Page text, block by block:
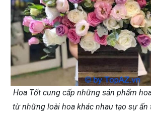
Hoa Tốt cung cấp những sản phẩm
từ những loài hoa khác nhau tạo sự ấn